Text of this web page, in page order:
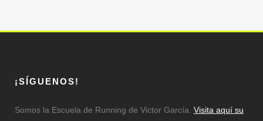
¡SÍGUENOS!
Somos la Escuela de Running de Victor García. Visita aquí su